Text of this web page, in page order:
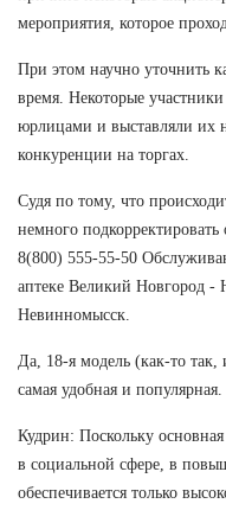
мероприятия, которое
При этом научно уточнить
время. Некоторые
юрлицами и выставляли их
конкуренции на торгах.
Судя по тому, что
немного
8(800) 555-55-50
аптеке Великий Новгород -
Невинномысск.
Да, 18-я модель (как-то
самая удобная и популярная.
Кудрин: Поскольку основная
в социальной сфере, в
обеспечивается только